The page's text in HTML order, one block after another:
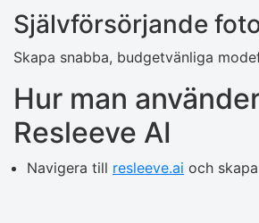
Självförsörjande
Skapa snabba, budgetvänliga
Hur man
Resleeve AI
Navigera till resleeve.ai och